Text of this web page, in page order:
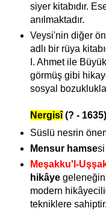
siyer kitabıdır.
anılmaktadır.
Veysi'nin diğer
adlı bir rüya
I. Ahmet ile
görmüş gibi
sosyal
Nergisî(? - 1635)
Süslü nesrin
Mensur hamsesi
Meşakku'l-
hikâye
modern
tekniklere sahiptir.